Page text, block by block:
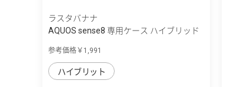
ラスタバナナ
AQUOS sense8 専用ケース ハイブリッド
参考価格￥1,991
ハイブリット